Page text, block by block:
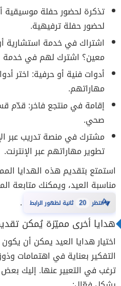
تذكرة لحضور حفلة موسيقية
لحضور حفلة ترفيهية.
اشتراك في خدمة استشارية
معين؟ اشترك لهم في خدمة
أدوات فنية أو حرفية: اختر
مهاراتهم.
إقامة في منتجع فاخر: قدّم
صحي.
مشترك في منصة تدريب عبر
تطوير مهاراتهم عبر الإنترنت.
استمتع بتقديم هذه الهدايا
مناسبة العيد، ويمكنك متابعة
⏳انتظر 19 ثانية لظهور الرابط .
هدايا أخرى مميّزة يُمكن
اختيار هدايا العيد يمكن أن
التفكير بعناية في اهتمامات
ترغب في التعبير عنها. إليك بعض